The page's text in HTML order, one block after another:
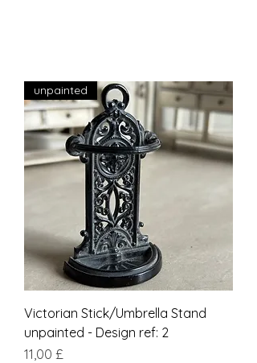
unpainted
Victorian Stick/Umbrella Stand
unpainted - Design ref: 2
Цена
11,00 £